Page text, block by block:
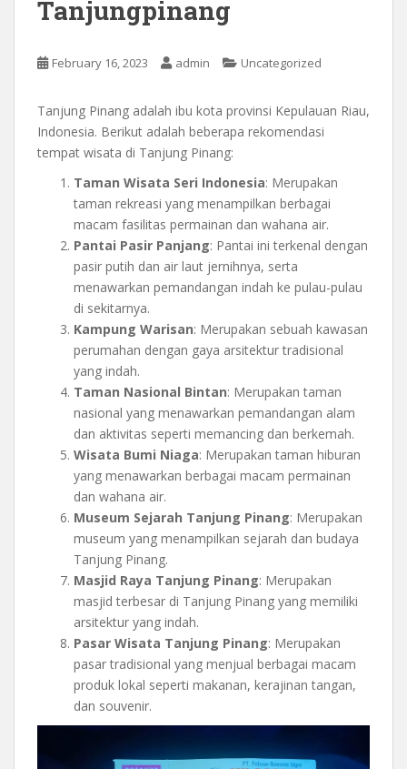
Tanjungpinang
February 16, 2023 admin Uncategorized
Tanjung Pinang adalah ibu kota provinsi Kepulauan Riau,
Indonesia. Berikut adalah beberapa rekomendasi
tempat wisata di Tanjung Pinang:
Taman Wisata Seri Indonesia: Merupakan
taman rekreasi yang menampilkan berbagai
macam fasilitas permainan dan wahana air.
Pantai Pasir Panjang: Pantai ini terkenal dengan
pasir putih dan air laut jernihnya, serta
menawarkan pemandangan indah ke pulau-pulau
di sekitarnya.
Kampung Warisan: Merupakan sebuah kawasan
perumahan dengan gaya arsitektur tradisional
yang indah.
Taman Nasional Bintan: Merupakan taman
nasional yang menawarkan pemandangan alam
dan aktivitas seperti memancing dan berkemah.
Wisata Bumi Niaga: Merupakan taman hiburan
yang menawarkan berbagai macam permainan
dan wahana air.
Museum Sejarah Tanjung Pinang: Merupakan
museum yang menampilkan sejarah dan budaya
Tanjung Pinang.
Masjid Raya Tanjung Pinang: Merupakan
masjid terbesar di Tanjung Pinang yang memiliki
arsitektur yang indah.
Pasar Wisata Tanjung Pinang: Merupakan
pasar tradisional yang menjual berbagai macam
produk lokal seperti makanan, kerajinan tangan,
dan souvenir.